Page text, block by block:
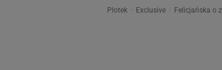
Plotek Exclusive Felicjańska o